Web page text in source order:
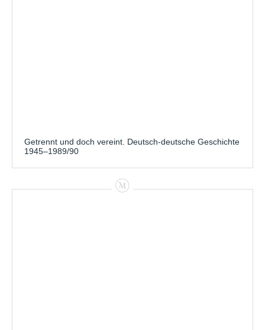
Getrennt und doch vereint. Deutsch-deutsche Geschichte
1945–1989/90